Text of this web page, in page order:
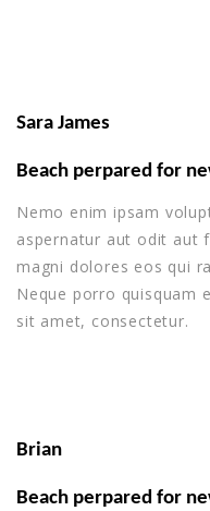
Sara James
Beach perpared for
Nemo enim ipsam
aspernatur aut odit aut
magni dolores eos qui
Neque porro quisquam
sit amet, consectetur.
Brian
Beach perpared for